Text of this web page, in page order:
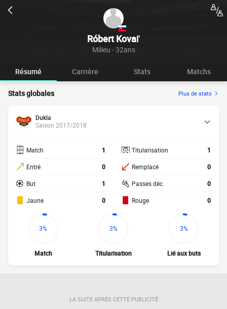
Róbert Kovaľ
Milieu - 32ans
Résumé Carrière Stats Matchs
Stats globales Plus de stats
Dukla
Saison 2017/2018
Match 1
Entré 0
But 1
Jaune 0
Titularisation 1
Remplacé 0
Passes déc. 0
Rouge 0
3%
Match
3%
Titularisation
3%
Lié aux buts
LA SUITE APRÈS CETTE PUBLICITÉ